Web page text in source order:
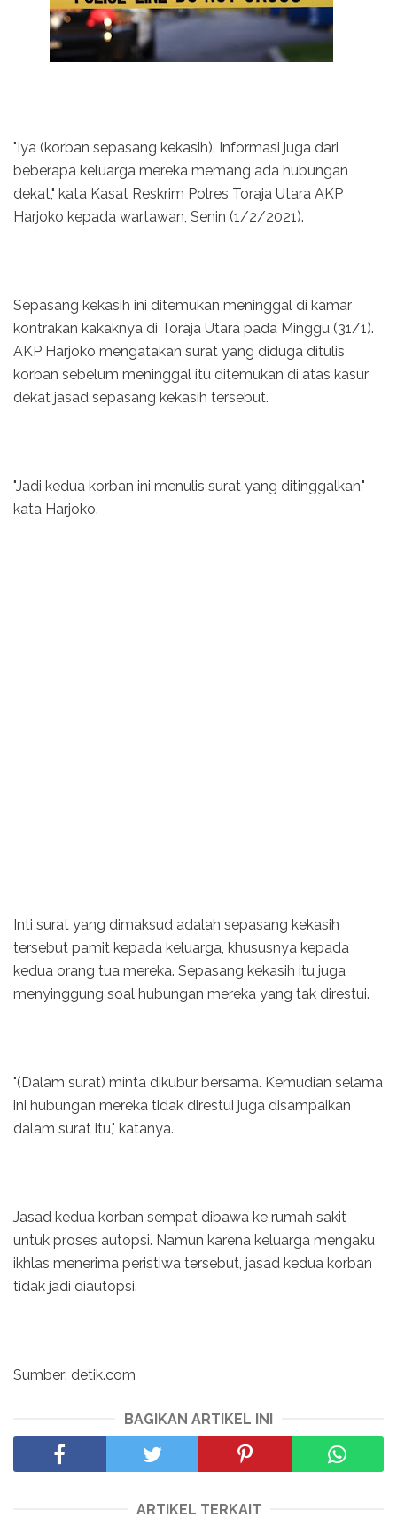
"Iya (korban sepasang kekasih). Informasi juga dari
beberapa keluarga mereka memang ada hubungan
dekat," kata Kasat Reskrim Polres Toraja Utara AKP
Harjoko kepada wartawan, Senin (1/2/2021).
Sepasang kekasih ini ditemukan meninggal di kamar
kontrakan kakaknya di Toraja Utara pada Minggu (31/1).
AKP Harjoko mengatakan surat yang diduga ditulis
korban sebelum meninggal itu ditemukan di atas kasur
dekat jasad sepasang kekasih tersebut.
"Jadi kedua korban ini menulis surat yang ditinggalkan,"
kata Harjoko.
Inti surat yang dimaksud adalah sepasang kekasih
tersebut pamit kepada keluarga, khususnya kepada
kedua orang tua mereka. Sepasang kekasih itu juga
menyinggung soal hubungan mereka yang tak direstui.
"(Dalam surat) minta dikubur bersama. Kemudian selama
ini hubungan mereka tidak direstui juga disampaikan
dalam surat itu," katanya.
Jasad kedua korban sempat dibawa ke rumah sakit
untuk proses autopsi. Namun karena keluarga mengaku
ikhlas menerima peristiwa tersebut, jasad kedua korban
tidak jadi diautopsi.
Sumber: detik.com
BAGIKAN ARTIKEL INI
ARTIKEL TERKAIT